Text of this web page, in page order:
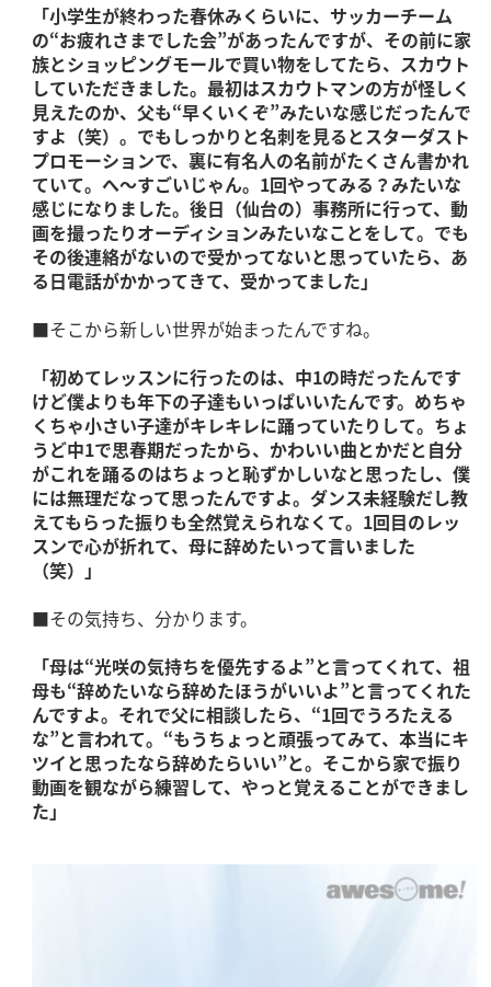
「小学生が終わった春休みくらいに、サッカーチーム
の“お疲れさまでした会”があったんですが、その前に家
族とショッピングモールで買い物をしてたら、スカウト
していただきました。最初はスカウトマンの方が怪しく
見えたのか、父も“早くいくぞ”みたいな感じだったんで
すよ（笑）。でもしっかりと名刺を見るとスターダスト
プロモーションで、裏に有名人の名前がたくさん書かれ
ていて。へ～すごいじゃん。1回やってみる？みたいな
感じになりました。後日（仙台の）事務所に行って、動
画を撮ったりオーディションみたいなことをして。でも
その後連絡がないので受かってないと思っていたら、あ
る日電話がかかってきて、受かってました」
■そこから新しい世界が始まったんですね。
「初めてレッスンに行ったのは、中1の時だったんです
けど僕よりも年下の子達もいっぱいいたんです。めちゃ
くちゃ小さい子達がキレキレに踊っていたりして。ちょ
うど中1で思春期だったから、かわいい曲とかだと自分
がこれを踊るのはちょっと恥ずかしいなと思ったし、僕
には無理だなって思ったんですよ。ダンス未経験だし教
えてもらった振りも全然覚えられなくて。1回目のレッ
スンで心が折れて、母に辞めたいって言いました
（笑）」
■その気持ち、分かります。
「母は“光咲の気持ちを優先するよ”と言ってくれて、祖
母も“辞めたいなら辞めたほうがいいよ”と言ってくれた
んですよ。それで父に相談したら、“1回でうろたえる
な”と言われて。“もうちょっと頑張ってみて、本当にキ
ツイと思ったなら辞めたらいい”と。そこから家で振り
動画を観ながら練習して、やっと覚えることができまし
た」